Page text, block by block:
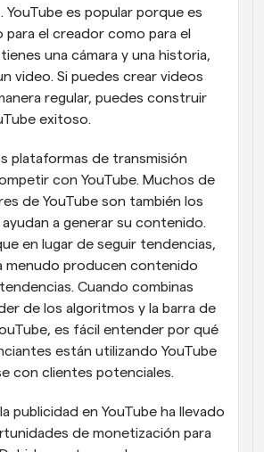
YouTube es popular porque es
el creador como para el
una cámara y una historia,
video. Si puedes crear videos
regular, puedes construir
exitoso.
plataformas de transmisión
con YouTube. Muchos de
de YouTube son también los
a generar su contenido.
en lugar de seguir tendencias,
menudo producen contenido
Cuando combinas
de los algoritmos y la barra de
es fácil entender por qué
están utilizando YouTube
con clientes potenciales.
publicidad en YouTube ha llevado
de monetización para